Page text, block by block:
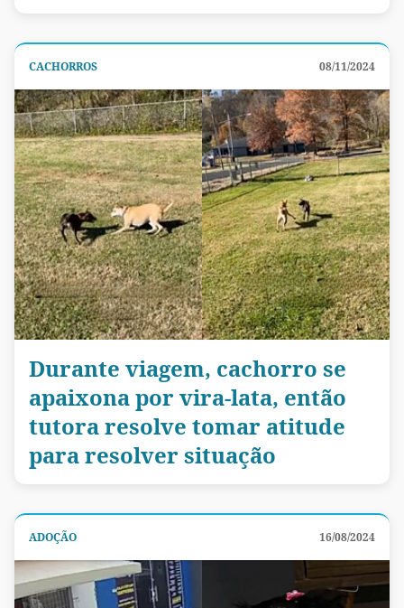
CACHORROS 08/11/2024
Durante viagem, cachorro se
apaixona por vira-lata, então
tutora resolve tomar atitude
para resolver situação
ADOÇÃO 16/08/2024